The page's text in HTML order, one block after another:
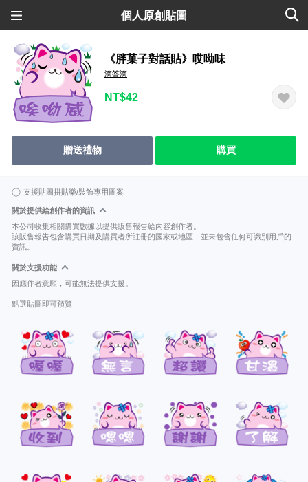
個人原創貼圖
《胖菓子對話貼》哎呦味
滴答滴
NT$42
贈送禮物 購買
支援貼圖拼貼樂/裝飾專用圖案
關於提供給創作者的資訊
本公司收集相關購買數據以提供販售報告給內容創作者。
該販售報告包含購買日期及購買者所註冊的國家或地區，並未包含任何可識別用戶的
資訊。
關於支援功能
因應作者意願，可能無法提供支援。
點選貼圖即可預覽